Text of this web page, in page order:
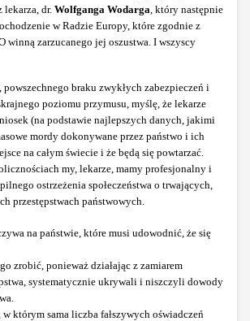
lekarza, dr. Wolfganga Wodarga , który następnie
w Radzie Europy, które zgodnie z
winną zarzucanego jej oszustwa. I wszyscy
braku zwykłych zabezpieczeń i
poziomu przymusu, myślę, że lekarze
(na podstawie najlepszych danych, jakimi
mordy dokonywane przez państwo i ich
na całym świecie i że będą się powtarzać.
my, lekarze, mamy profesjonalny i
ostrzeżenia społeczeństwa o trwających,
przestępstwach państwowych.
na państwie, które musi udowodnić, że się
zrobić, ponieważ działając z zamiarem
systematycznie ukrywali i niszczyli dowody
którym sama liczba fałszywych oświadczeń